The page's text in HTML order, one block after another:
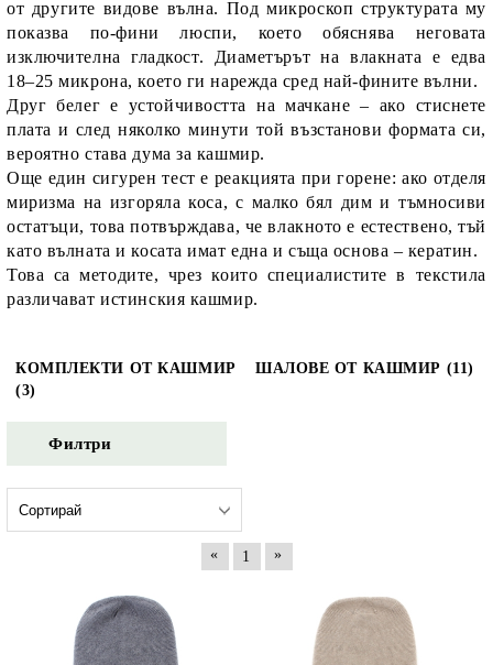
от другите видове вълна. Под микроскоп структурата му
показва по-фини люспи, което обяснява неговата
изключителна гладкост. Диаметърът на влакната е едва
18–25 микрона, което ги нарежда сред най-фините вълни.
Друг белег е устойчивостта на мачкане – ако стиснете
плата и след няколко минути той възстанови формата си,
вероятно става дума за кашмир.
Още един сигурен тест е реакцията при горене: ако отделя
миризма на изгоряла коса, с малко бял дим и тъмносиви
остатъци, това потвърждава, че влакното е естествено, тъй
като вълната и косата имат една и съща основа – кератин.
Това са методите, чрез които специалистите в текстила
различават истинския кашмир.
КОМПЛЕКТИ ОТ КАШМИР
(3)
ШАЛОВЕ ОТ КАШМИР (11)
Филтри
« 1 »